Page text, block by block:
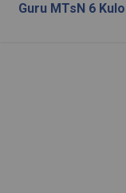
Guru MTsN 6